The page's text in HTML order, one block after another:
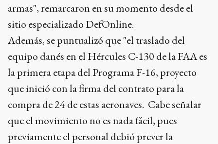
armas", remarcaron en su momento desde el
sitio especializado DefOnline.
Además, se puntualizó que "el traslado del
equipo danés en el Hércules C-130 de la FAA es
la primera etapa del Programa F-16, proyecto
que inició con la firma del contrato para la
compra de 24 de estas aeronaves. Cabe señalar
que el movimiento no es nada fácil, pues
previamente el personal debió prever la